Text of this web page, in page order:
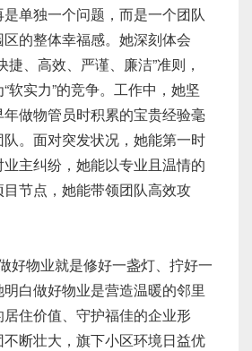
单独一个问题，而是一个团队
的整体幸福感。她深刻体会
捷、高效、严谨、廉洁”准则，
软实力”的竞争。工作中，她坚
做物管员时积累的宝贵经验毫
。面对突发状况，她能第一时
主纠纷，她能以专业且温情的
节点，她能带领团队高效攻
好物业就是修好一盏灯、拧好一
白做好物业是营造温暖的邻里
住价值、守护福佳的企业形
断壮大，旗下小区环境日益优